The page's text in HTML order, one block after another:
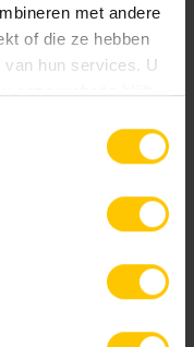
met andere
of die ze hebben
hun services. U
onze website blijft
NL-BSB-certificaat vooraf vervaardigde elementen van beton